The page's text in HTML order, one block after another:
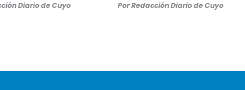
Diario de Cuyo PorRedacción Diario de Cuyo